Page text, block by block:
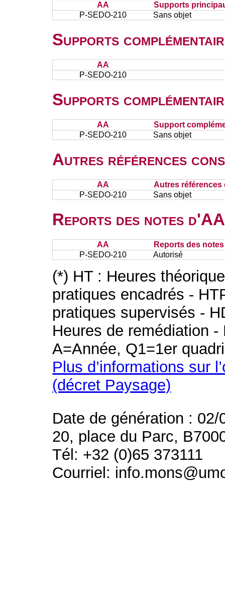
AA
Supports
P-SEDO-210
Sans objet
Supports
AA
P-SEDO-210
Supports
AA
Support
P-SEDO-210
Sans objet
Autres références
AA
Autres références
P-SEDO-210
Sans objet
Reports des notes
AA
Reports des
P-SEDO-210
Autorisé
(*) HT : Heures
pratiques encadrés -
pratiques supervisés -
Heures de remédiation
A=Année, Q1=1er
Plus d’informations sur
(décret Paysage)
Date de génération : 02/
20, place du Parc,
Tél: +32 (0)65 373111
Courriel: